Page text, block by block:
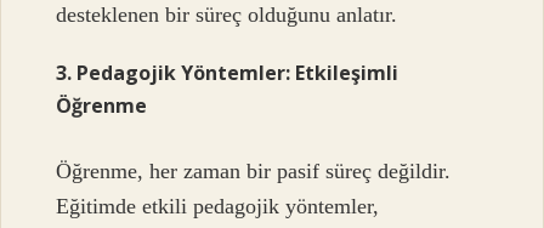
desteklenen bir süreç olduğunu anlatır.
3. Pedagojik Yöntemler: Etkileşimli
Öğrenme
Öğrenme, her zaman bir pasif süreç değildir.
Eğitimde etkili pedagojik yöntemler,